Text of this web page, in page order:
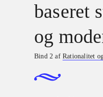
baseret
og
Bind 2 afRationalitet